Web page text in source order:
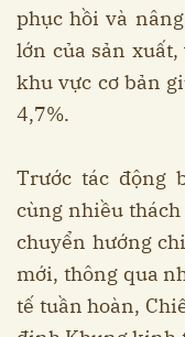
phục hồi và
lớn của sản
khu vực cơ bản
4,7%.
Trước tác động
cùng nhiều
chuyển hướng
mới, thông qua
tế tuần hoàn,